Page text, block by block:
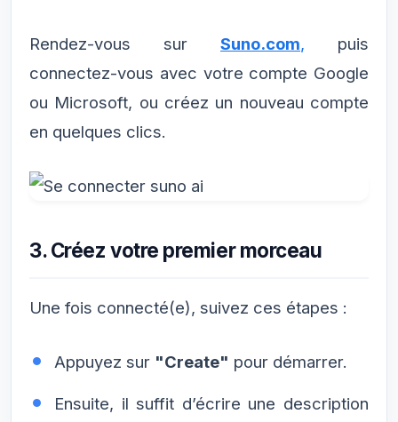
Rendez-vous sur Suno.com, puis
connectez-vous avec votre compte Google
ou Microsoft, ou créez un nouveau compte
en quelques clics.
3. Créez votre premier morceau
Une fois connecté(e), suivez ces étapes :
Appuyez sur "Create" pour démarrer.
Ensuite, il suffit d’écrire une description